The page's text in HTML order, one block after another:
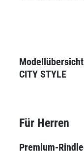
CITY STYLE
Für Herren
Premium-